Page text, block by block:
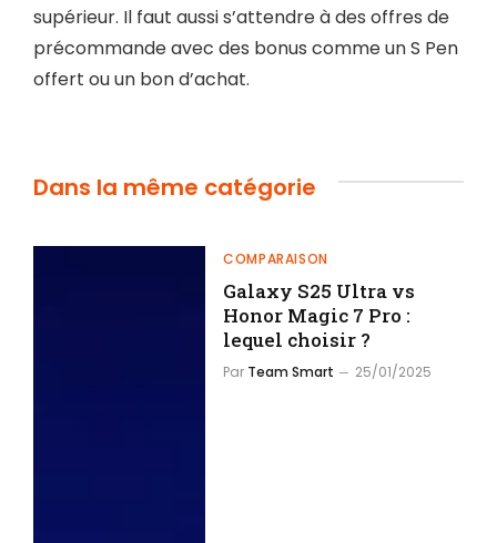
supérieur. Il faut aussi s’attendre à des offres de
précommande avec des bonus comme un S Pen
offert ou un bon d’achat.
Dans la même catégorie
COMPARAISON
Galaxy S25 Ultra vs
Honor Magic 7 Pro :
lequel choisir ?
Par Team Smart 25/01/2025